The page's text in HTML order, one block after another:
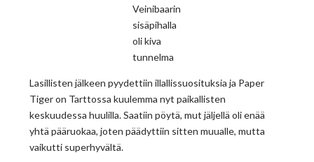
Veinibaarin
sisäpihalla
oli kiva
tunnelma
Lasillisten jälkeen pyydettiin illallissuosituksia ja Paper
Tiger on Tarttossa kuulemma nyt paikallisten
keskuudessa huulilla. Saatiin pöytä, mut jäljellä oli enää
yhtä pääruokaa, joten päädyttiin sitten muualle, mutta
vaikutti superhyvältä.